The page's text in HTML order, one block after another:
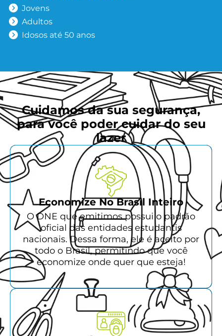
Jovens
Adultos
Idosos até 50 anos
Cuidamos da sua segurança,
para você poder cuidar do seu
lazer
Economize No Brasil Inteiro
O DNE que emitimos possui o padrão
oficial das entidades estudantis
nacionais. Dessa forma, ele é aceito por
todo o Brasil, permitindo que você
economize onde quer que esteja!